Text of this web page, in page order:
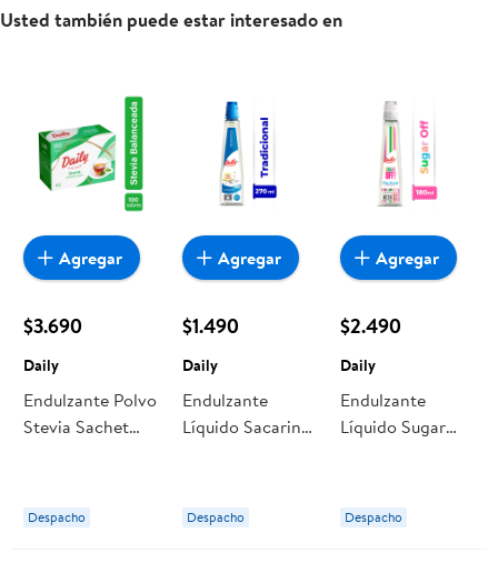
Usted también puede estar interesado en
$3.690
Daily
Endulzante Polvo
Stevia Sachet
Despacho
Agregar
$1.490
Daily
Endulzante
Líquido Sacarina
Despacho
Agregar
$2.490
Daily
Endulzante
Líquido Sugar
Despacho
Agregar